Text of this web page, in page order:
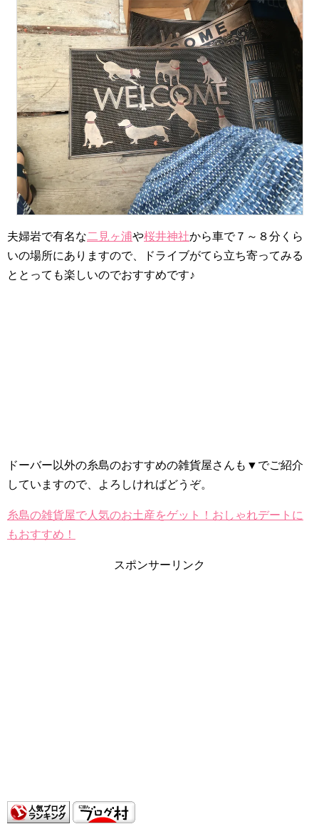
夫婦岩で有名な二見ヶ浦や桜井神社から車で７～８分くら
いの場所にありますので、ドライブがてら立ち寄ってみる
ととっても楽しいのでおすすめです♪
ドーバー以外の糸島のおすすめの雑貨屋さんも▼でご紹介
していますので、よろしければどうぞ。
糸島の雑貨屋で人気のお土産をゲット！おしゃれデートに
もおすすめ！
スポンサーリンク